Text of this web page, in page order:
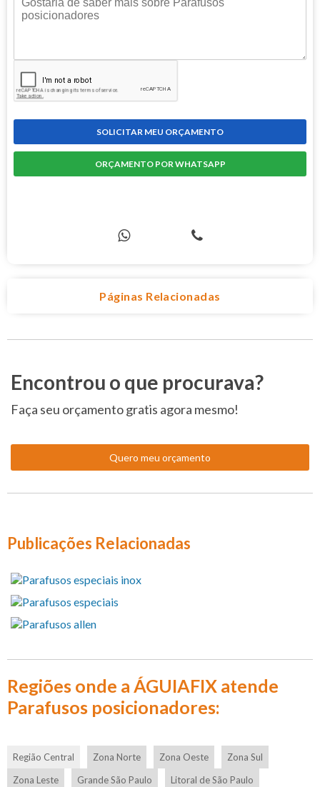
SOLICITAR MEU ORÇAMENTO
ORÇAMENTO POR WHATSAPP
Páginas Relacionadas
Encontrou o que procurava?
Faça seu orçamento gratis agora mesmo!
Quero meu orçamento
Publicações Relacionadas
Regiões onde a ÁGUIAFIX atende
Parafusos posicionadores:
Região Central Zona Norte Zona Oeste
Zona Sul
Zona Leste
Grande São Paulo Litoral de São Paulo